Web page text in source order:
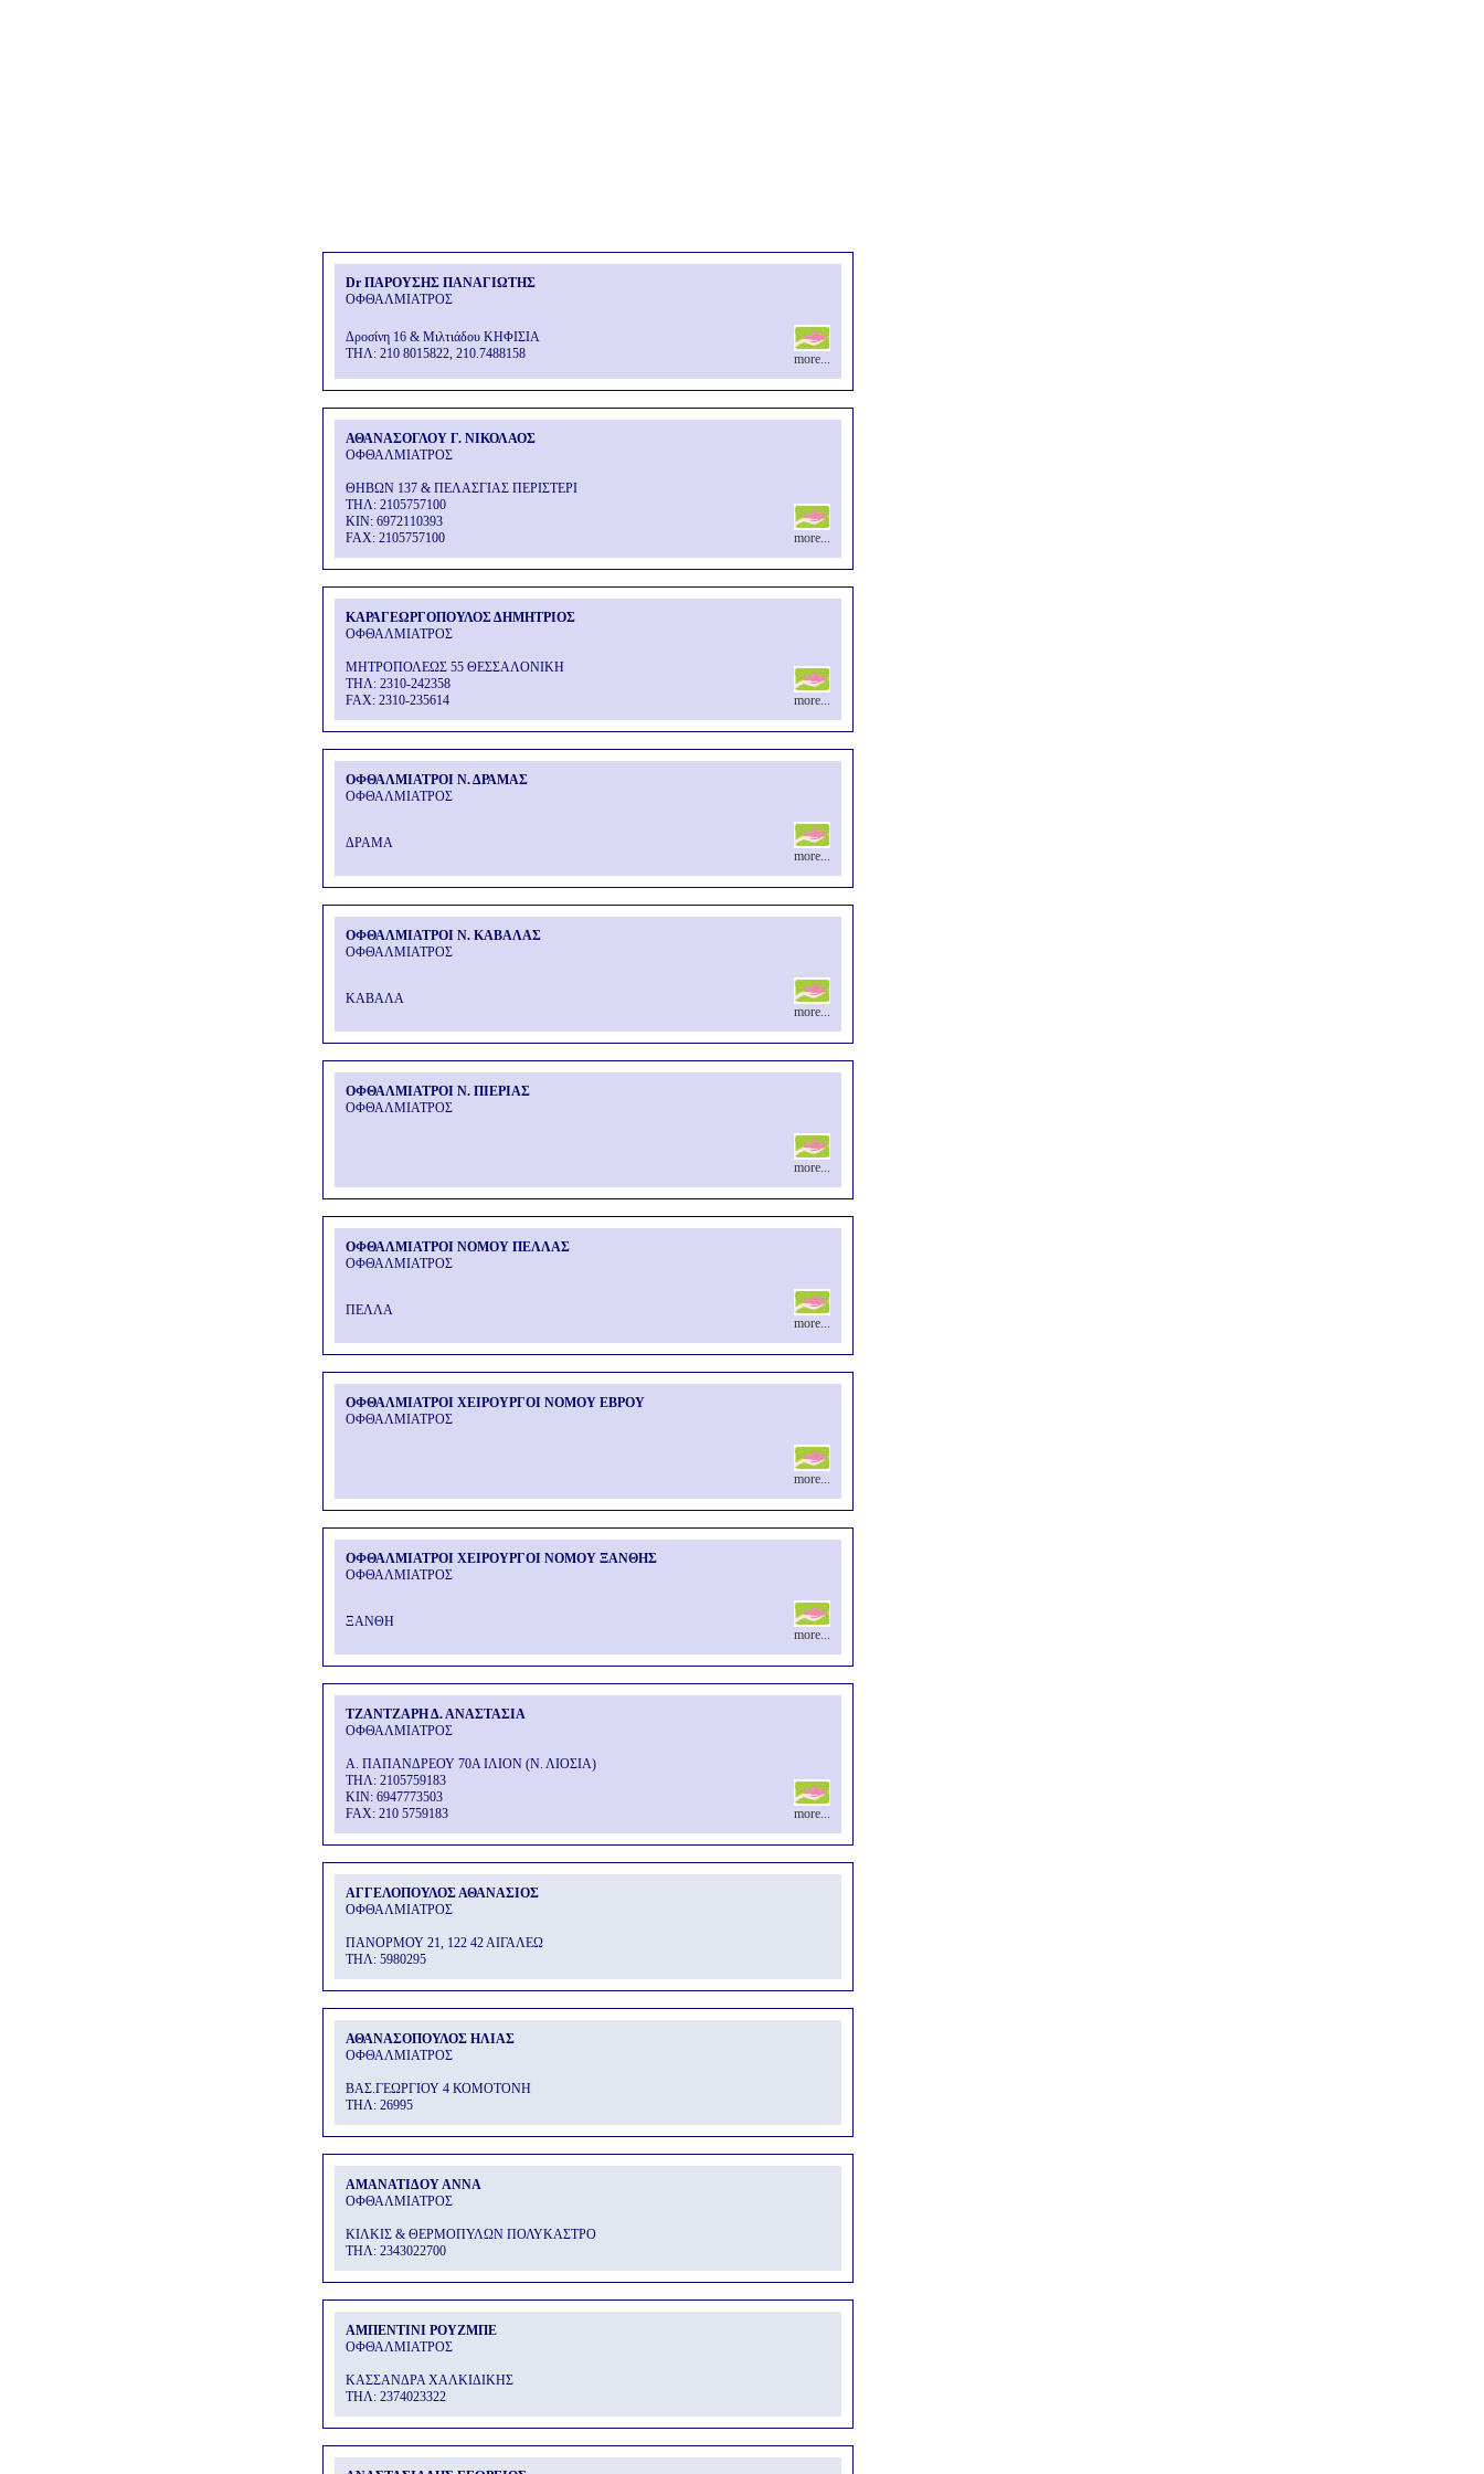
Dr ΠΑΡΟΥΣΗΣ ΠΑΝΑΓΙΩΤΗΣ
ΟΦΘΑΛΜΙΑΤΡΟΣ
Δροσίνη 16 & Μιλτιάδου ΚΗΦΙΣΙΑ
THΛ: 210 8015822, 210.7488158
more...
ΑΘΑΝΑΣΟΓΛΟΥ Γ. ΝΙΚΟΛΑΟΣ
ΟΦΘΑΛΜΙΑΤΡΟΣ
ΘΗΒΩΝ 137 & ΠΕΛΑΣΓΙΑΣ ΠΕΡΙΣΤΕΡΙ
THΛ: 2105757100
KIN: 6972110393
FAX: 2105757100
more...
ΚΑΡΑΓΕΩΡΓΟΠΟΥΛΟΣ ΔΗΜΗΤΡΙΟΣ
ΟΦΘΑΛΜΙΑΤΡΟΣ
ΜΗΤΡΟΠΟΛΕΩΣ 55 ΘΕΣΣΑΛΟΝΙΚΗ
THΛ: 2310-242358
FAX: 2310-235614
more...
ΟΦΘΑΛΜΙΑΤΡΟΙ Ν. ΔΡΑΜΑΣ
ΟΦΘΑΛΜΙΑΤΡΟΣ
ΔΡΑΜΑ
more...
ΟΦΘΑΛΜΙΑΤΡΟΙ Ν. ΚΑΒΑΛΑΣ
ΟΦΘΑΛΜΙΑΤΡΟΣ
ΚΑΒΑΛΑ
more...
ΟΦΘΑΛΜΙΑΤΡΟΙ Ν. ΠΙΕΡΙΑΣ
ΟΦΘΑΛΜΙΑΤΡΟΣ
more...
ΟΦΘΑΛΜΙΑΤΡΟΙ ΝΟΜΟΥ ΠΕΛΛΑΣ
ΟΦΘΑΛΜΙΑΤΡΟΣ
ΠΕΛΛΑ
more...
ΟΦΘΑΛΜΙΑΤΡΟΙ ΧΕΙΡΟΥΡΓΟΙ ΝΟΜΟΥ ΕΒΡΟΥ
ΟΦΘΑΛΜΙΑΤΡΟΣ
more...
ΟΦΘΑΛΜΙΑΤΡΟΙ ΧΕΙΡΟΥΡΓΟΙ ΝΟΜΟΥ ΞΑΝΘΗΣ
ΟΦΘΑΛΜΙΑΤΡΟΣ
ΞΑΝΘΗ
more...
ΤΖΑΝΤΖΑΡΗ Δ. ΑΝΑΣΤΑΣΙΑ
ΟΦΘΑΛΜΙΑΤΡΟΣ
Α. ΠΑΠΑΝΔΡΕΟΥ 70Α ΙΛΙΟΝ (Ν. ΛΙΟΣΙΑ)
THΛ: 2105759183
KIN: 6947773503
FAX: 210 5759183
more...
ΑΓΓΕΛΟΠΟΥΛΟΣ ΑΘΑΝΑΣΙΟΣ
ΟΦΘΑΛΜΙΑΤΡΟΣ
ΠΑΝΟΡΜΟΥ 21, 122 42 ΑΙΓΑΛΕΩ
THΛ: 5980295
ΑΘΑΝΑΣΟΠΟΥΛΟΣ ΗΛΙΑΣ
ΟΦΘΑΛΜΙΑΤΡΟΣ
ΒΑΣ.ΓΕΩΡΓΙΟΥ 4 ΚΟΜΟΤΟΝΗ
THΛ: 26995
ΑΜΑΝΑΤΙΔΟΥ ΑΝΝΑ
ΟΦΘΑΛΜΙΑΤΡΟΣ
ΚΙΛΚΙΣ & ΘΕΡΜΟΠΥΛΩΝ ΠΟΛΥΚΑΣΤΡΟ
THΛ: 2343022700
ΑΜΠΕΝΤΙΝΙ ΡΟΥΖΜΠΕ
ΟΦΘΑΛΜΙΑΤΡΟΣ
ΚΑΣΣΑΝΔΡΑ ΧΑΛΚΙΔΙΚΗΣ
THΛ: 2374023322